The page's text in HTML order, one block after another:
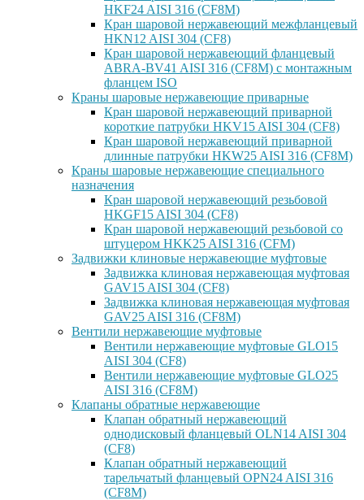
HKF24 AISI 316 (CF8M)
Кран шаровой нержавеющий межфланцевый
HKN12 AISI 304 (CF8)
Кран шаровой нержавеющий фланцевый
ABRA-BV41 AISI 316 (CF8M) с монтажным
фланцем ISO
Краны шаровые нержавеющие приварные
Кран шаровой нержавеющий приварной
короткие патрубки HKV15 AISI 304 (CF8)
Кран шаровой нержавеющий приварной
длинные патрубки HKW25 AISI 316 (CF8M)
Краны шаровые нержавеющие специального
назначения
Кран шаровой нержавеющий резьбовой
HKGF15 AISI 304 (CF8)
Кран шаровой нержавеющий резьбовой со
штуцером HKK25 AISI 316 (CFM)
Задвижки клиновые нержавеющие муфтовые
Задвижка клиновая нержавеющая муфтовая
GAV15 AISI 304 (CF8)
Задвижка клиновая нержавеющая муфтовая
GAV25 AISI 316 (CF8M)
Вентили нержавеющие муфтовые
Вентили нержавеющие муфтовые GLO15
AISI 304 (CF8)
Вентили нержавеющие муфтовые GLO25
AISI 316 (CF8M)
Клапаны обратные нержавеющие
Клапан обратный нержавеющий
однодисковый фланцевый OLN14 AISI 304
(CF8)
Клапан обратный нержавеющий
тарельчатый фланцевый OPN24 AISI 316
(CF8M)